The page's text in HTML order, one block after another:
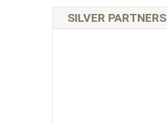
SILVER PARTNERS